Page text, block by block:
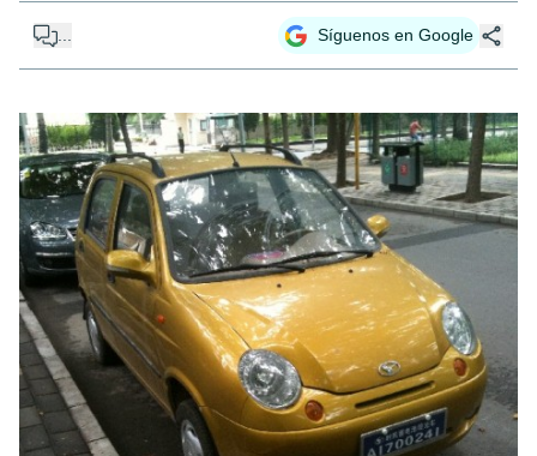
... Síguenos en Google